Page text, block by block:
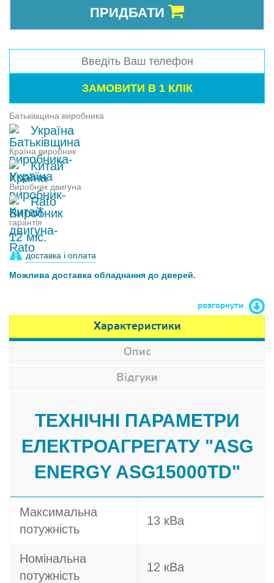
ПРИДБАТИ
Батьківщина виробника
Україна
Країна виробник
Китай
Виробник двигуна
Rato
гарантія
12 міс.
доставка і оплата
Можлива доставка обладнання до дверей.
розгорнути
Характеристики
Опис
Відгуки
ТЕХНІЧНІ ПАРАМЕТРИ
ЕЛЕКТРОАГРЕГАТУ "ASG
ENERGY ASG15000TD"
Максимальна
потужність
13 кВа
Номінальна
потужність
12 кВа